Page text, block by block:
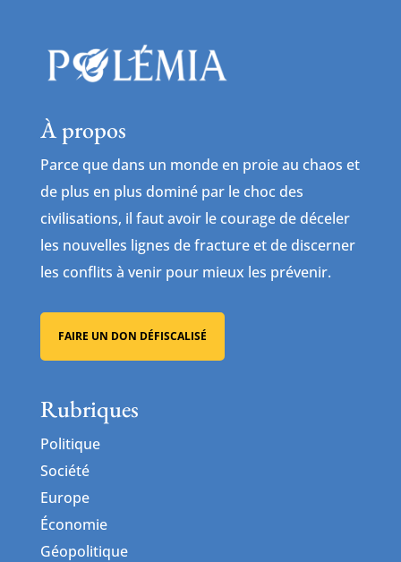
À propos
Parce que dans un monde en proie au chaos et
de plus en plus dominé par le choc des
civilisations, il faut avoir le courage de déceler
les nouvelles lignes de fracture et de discerner
les conflits à venir pour mieux les prévenir.
FAIRE UN DON DÉFISCALISÉ
Rubriques
Politique
Société
Europe
Économie
Géopolitique